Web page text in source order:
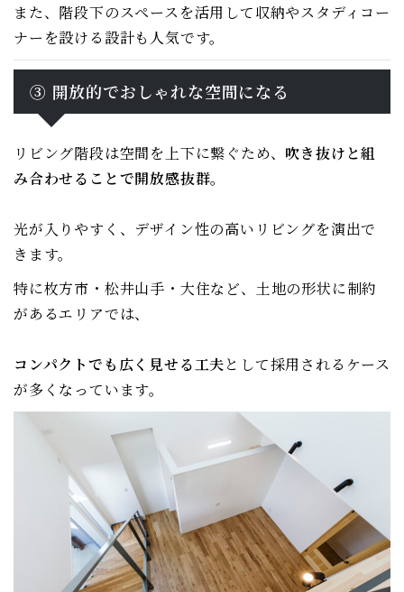
また、階段下のスペースを活用して収納やスタディコー
ナーを設ける設計も人気です。
③ 開放的でおしゃれな空間になる
リビング階段は空間を上下に繋ぐため、 吹き抜けと組
み合わせることで開放感抜群。
光が入りやすく、デザイン性の高いリビングを演出で
きます。
特に枚方市・松井山手・大住など、土地の形状に制約
があるエリアでは、
コンパクトでも広く見せる工夫として採用されるケース
が多くなっています。